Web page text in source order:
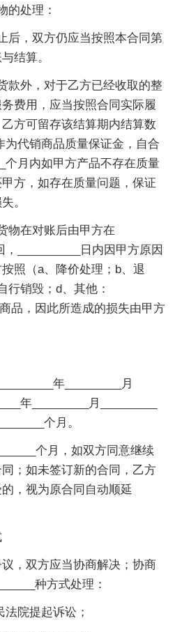
处理：
，双方仍应当按照本合同第
结算。
外，对于乙方已经收取的整
费用，应当按照合同实际履
方可留存该结算期内结算数
为代销商品质量保证金，自合
个月内如甲方产品不存在质量
方，如存在质量问题，保证
。
在对账后由甲方在
，__________日内因甲方原因
照（a、降价处理；b、退
行销毁；d、其他：
品，因此所造成的损失由甲方
年_________月
年_________月_________
个月。
个月，如双方同意继续
；如未签订新的合同，乙方
，视为原合同自动顺延
双方应当协商解决；协商
种方式处理：
院提起诉讼；